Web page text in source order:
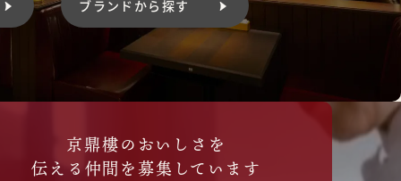
ブランドから探す
京鼎樓のおいしさを
伝える仲間を募集しています